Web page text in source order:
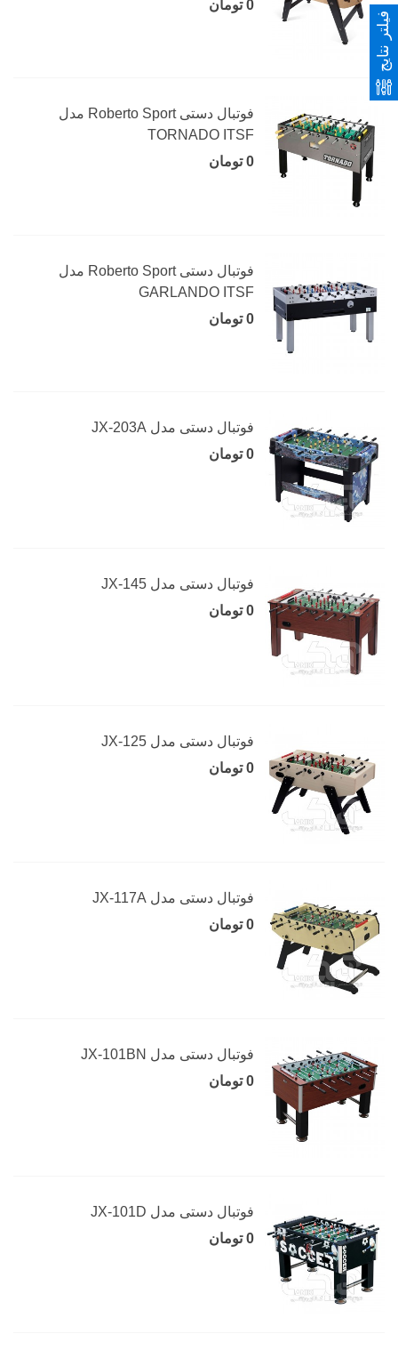
0 تومان
فوتبال دستی Roberto Sport مدل
TORNADO ITSF
0 تومان
فوتبال دستی Roberto Sport مدل
GARLANDO ITSF
0 تومان
فوتبال دستی مدل JX-203A
0 تومان
فوتبال دستی مدل JX-145
0 تومان
فوتبال دستی مدل JX-125
0 تومان
فوتبال دستی مدل JX-117A
0 تومان
فوتبال دستی مدل JX-101BN
0 تومان
فوتبال دستی مدل JX-101D
0 تومان
فیلتر نتایج